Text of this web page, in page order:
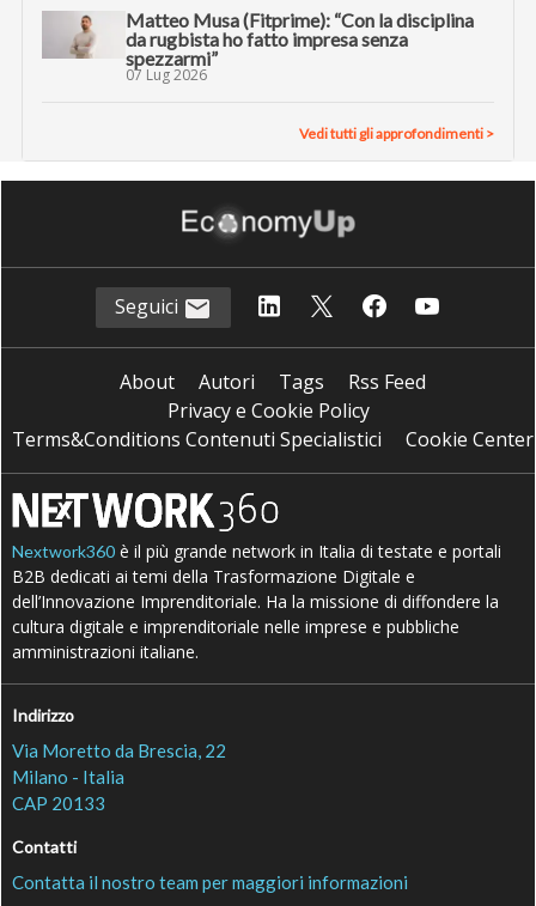
Matteo Musa (Fitprime): “Con la disciplina
da rugbista ho fatto impresa senza
spezzarmi”
07 Lug 2026
Vedi tutti gli approfondimenti >
Seguici
About Autori Tags
Rss Feed
Privacy e Cookie Policy
Terms&Conditions Contenuti Specialistici
Cookie Center
Nextwork360 è il più grande network in Italia di testate e portali
B2B dedicati ai temi della Trasformazione Digitale e
dell’Innovazione Imprenditoriale. Ha la missione di diffondere la
cultura digitale e imprenditoriale nelle imprese e pubbliche
amministrazioni italiane.
Indirizzo
Via Moretto da Brescia, 22
Milano - Italia
CAP 20133
Contatti
Contatta il nostro team per maggiori informazioni